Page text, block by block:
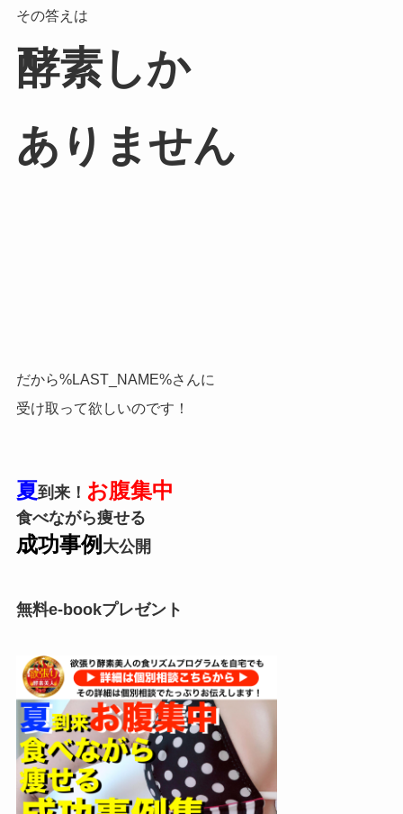
その答えは
酵素しか
ありません
だから%LAST_NAME%さんに
受け取って欲しいのです！
夏到来！ お腹集中
食べながら痩せる
成功事例 大公開
無料e-bookプレゼント